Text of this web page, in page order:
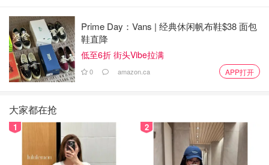
Prime Day：Vans | 经典休闲帆布鞋$38 面包
鞋直降
低至6折 街头Vibe拉满
0 amazon.ca APP打开
大家都在抢
1 2